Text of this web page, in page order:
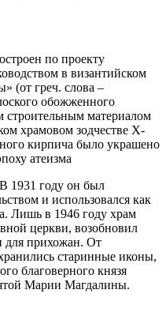
по проекту
в византийском
(от греч. слова –
обожженного
строительным материалом
храмовом зодчестве X-
кирпича было украшено
атеизма
1931 году он был
и использовался как
Лишь в 1946 году храм
церкви, возобновил
для прихожан. От
старинные иконы,
благоверного князя
Марии Магдалины.